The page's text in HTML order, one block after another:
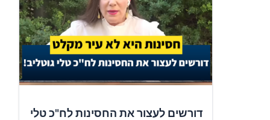
דורשים לעצור את החסינות לח"כ טלי